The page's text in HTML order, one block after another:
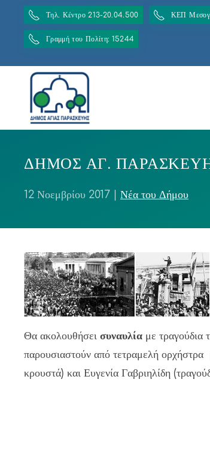
Τηλ. Κέντρο 213-20.04.500 ΚΕΠ
Γραμμή του Πολίτη: 15244
ΔΗΜΟΣ ΑΓ.
12 Νοεμβρίου 2017 Νέα του Δήμου
Θα ακολουθήσει συναυλία με
παρουσιαστούν από τετραμελή
κρουστά) και Ευγενία Γαβριηλίδη